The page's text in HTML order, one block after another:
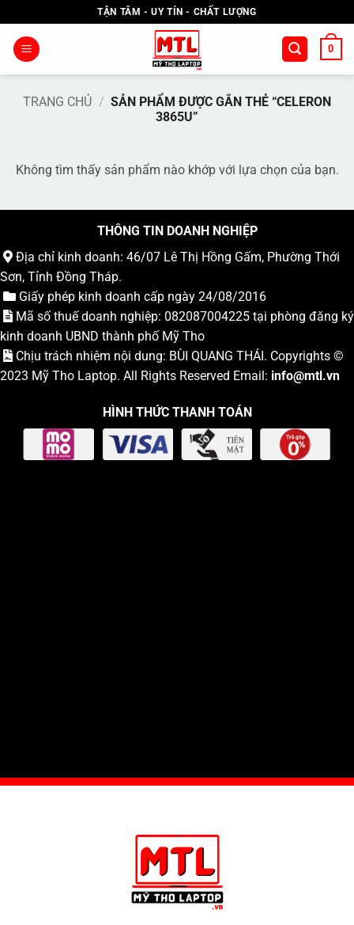
qua
nội
TẬN TÂM - UY TÍN - CHẤT LƯỢNG
0
TRANG CHỦ / SẢN PHẨM ĐƯỢC GẮN THẺ “CELERON
3865U”
Không tìm thấy sản phẩm nào khớp với lựa chọn của bạn.
THÔNG TIN DOANH NGHIỆP
Địa chỉ kinh doanh: 46/07 Lê Thị Hồng Gấm, Phường Thới
Sơn, Tỉnh Đồng Tháp.
Giấy phép kinh doanh cấp ngày 24/08/2016
Mã số thuế doanh nghiệp: 082087004225 tại phòng đăng ký
kinh doanh UBND thành phố Mỹ Tho
Chịu trách nhiệm nội dung: BÙI QUANG THÁI. Copyrights ©
2023 Mỹ Tho Laptop. All Rights Reserved Email: info@mtl.vn
HÌNH THỨC THANH TOÁN